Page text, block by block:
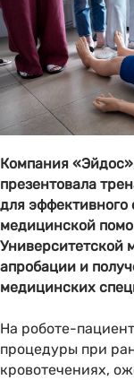
Компания
презентовала
для
медицинской
Университетской
апробации и
медицинских
На роботе-
процедуры при
кровотечениях,